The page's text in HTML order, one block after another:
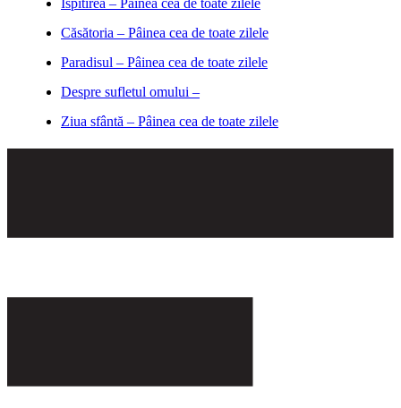
Ispitirea – Pâinea cea de toate zilele
Căsătoria – Pâinea cea de toate zilele
Paradisul – Pâinea cea de toate zilele
Despre sufletul omului –
Ziua sfântă – Pâinea cea de toate zilele